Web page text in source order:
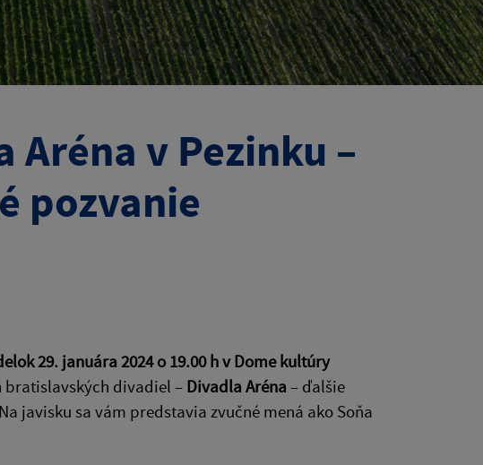
v Pezinku –
pozvanie
29. januára 2024 o 19.00 h v Dome kultúry
divadiel – Divadla Aréna – ďalšie
javisku sa vám predstavia zvučné mená ako Soňa